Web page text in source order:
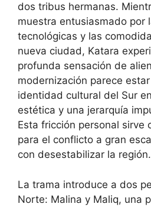
dos tribus hermanas.
muestra entusiasmado por
tecnológicas y las
nueva ciudad, Katara
profunda sensación de
modernización parece
identidad cultural del Sur
estética y una jerarquía
Esta fricción personal sirve
para el conflicto a gran
con desestabilizar la región.
La trama introduce a dos
Norte: Malina y Maliq, una